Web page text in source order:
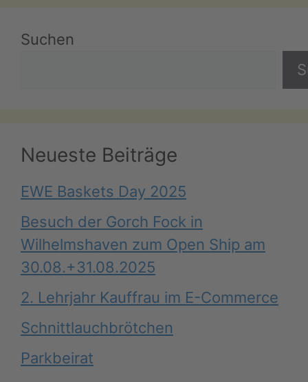
Suchen
Neueste Beiträge
EWE Baskets Day 2025
Besuch der Gorch Fock in
Wilhelmshaven zum Open Ship am
30.08.+31.08.2025
2. Lehrjahr Kauffrau im E-Commerce
Schnittlauchbrötchen
Parkbeirat